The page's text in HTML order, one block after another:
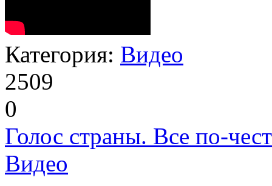
Категория: Видео
2509
0
Голос страны. Все по-
Видео